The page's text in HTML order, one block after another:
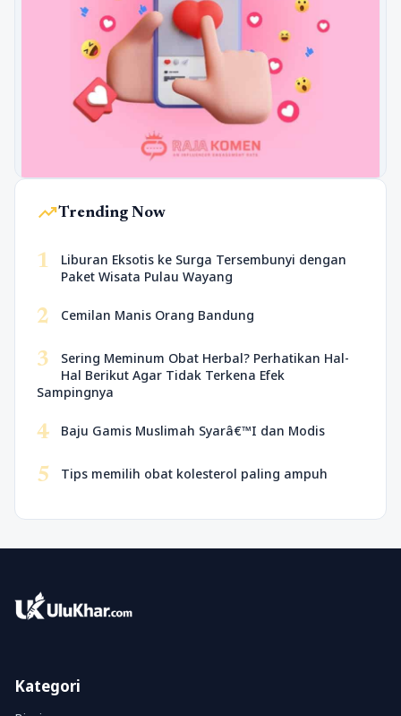
trending_upTrending Now
1
Liburan Eksotis ke Surga Tersembunyi dengan
Paket Wisata Pulau Wayang
2 Cemilan Manis Orang Bandung
3
Sering Meminum Obat Herbal? Perhatikan Hal-
Hal Berikut Agar Tidak Terkena Efek
Sampingnya
4 Baju Gamis Muslimah Syarâ€™I dan Modis
5 Tips memilih obat kolesterol paling ampuh
Kategori